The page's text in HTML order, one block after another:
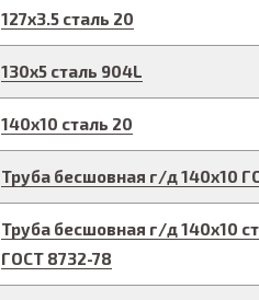
127х3.5 сталь 20
130х5 сталь 904L
140х10 сталь 20
Труба бесшовная г/д140х10
Труба бесшовная г/д140х10
ГОСТ 8732-78